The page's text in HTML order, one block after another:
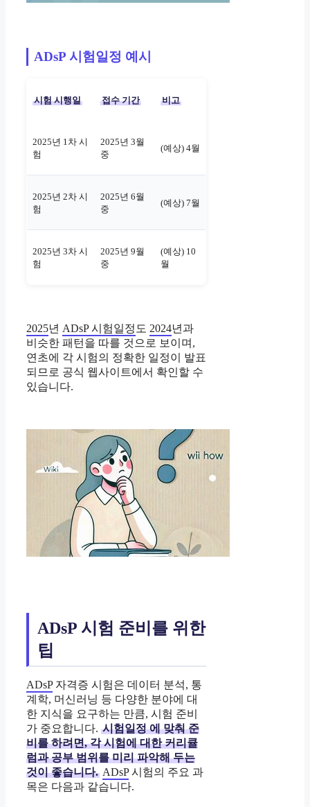
ADsP 시험일정 예시
시험 시행일 접수 기간 비고
2025년 1차 시
험
2025년 3월
중
(예상) 4월
2025년 2차 시
험
2025년 6월
중
(예상) 7월
2025년 3차 시
험
2025년 9월
중
(예상) 10
월
2025년 ADsP 시험일정 도 2024년과
비슷한 패턴을 따를 것으로 보이며,
연초에 각 시험의 정확한 일정이 발표
되므로 공식 웹사이트에서 확인할 수
있습니다.
ADsP 시험 준비를 위한
팁
ADsP자격증 시험은 데이터 분석, 통
계학, 머신러닝 등 다양한 분야에 대
한 지식을 요구하는 만큼, 시험 준비
가 중요합니다. 시험일정 에 맞춰 준
비를 하려면, 각 시험에 대한 커리큘
럼과 공부 범위를 미리 파악해 두는
것이 좋습니다. ADsP시험의 주요 과
목은 다음과 같습니다.